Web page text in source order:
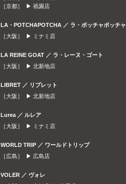
［京都］ ▶ 祇園店
LA・POTCHAPOTCHA ／ ラ・ポッチャポッチャ
［大阪］ ▶
ミナミ店
LA REINE GOAT ／ ラ・レーヌ・ゴート
［大阪］ ▶ 北新地店
LIBRET ／ リブレット
［大阪］ ▶ 北新地店
Lurea ／ ルレア
［大阪］ ▶
ミナミ店
WORLD TRIP ／ ワールドトリップ
［広島］ ▶ 広島店
VOLER ／ ヴォレ